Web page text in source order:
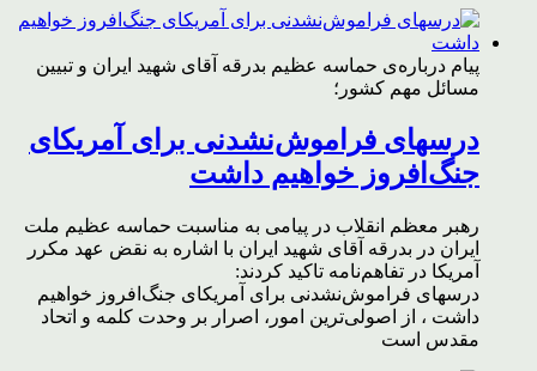
پیام درباره‌ی حماسه عظیم بدرقه آقای شهید ایران و تبیین
مسائل مهم کشور؛
درسهای فراموش‌نشدنی برای آمریکای
جنگ‌افروز خواهیم داشت
رهبر معظم انقلاب در پیامی به مناسبت حماسه عظیم ملت
ایران در بدرقه آقای شهید ایران با اشاره به نقض عهد مکرر
آمریکا در تفاهم‌نامه تاکید کردند:
درسهای فراموش‌نشدنی برای آمریکای جنگ‌افروز خواهیم
داشت ، از اصولی‌ترین امور، اصرار بر وحدت کلمه و اتحاد
مقدس است